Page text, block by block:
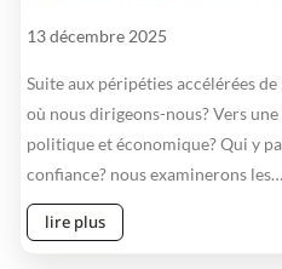
13 décembre 2025
Suite aux péripéties accélérées
où nous dirigeons-nous? Vers
politique et économique? Qui y
confiance? nous examinerons les…
lire plus